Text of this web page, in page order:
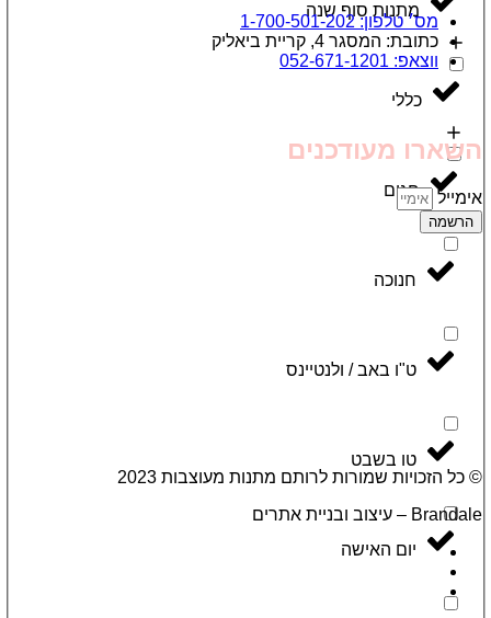
מתנות סוף שנה
כללי
חגים
חנוכה
ט"ו באב / ולנטיינס
טו בשבט
יום האישה
מס׳ טלפון: 1-700-501-202
כתובת: המסגר 4, קריית ביאליק
ווצאפ: 052-671-1201
השארו מעודכנים
אימייל
הרשמה
© כל הזכויות שמורות לרותם מתנות מעוצבות 2023
Brandale – עיצוב ובניית אתרים